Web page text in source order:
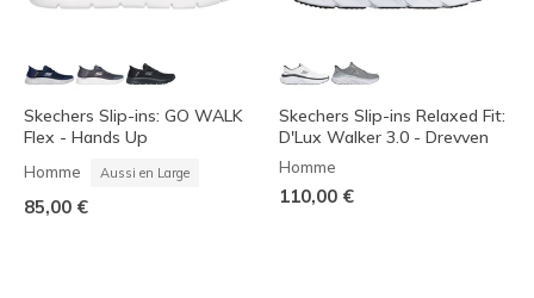
Skechers Slip-ins: GO WALK
Flex - Hands Up
Homme Aussi en Large
85,00 €
Skechers Slip-ins Relaxed Fit:
D'Lux Walker 3.0 - Drevven
Homme
110,00 €